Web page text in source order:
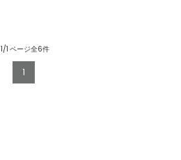
1/1 ページ全6件
1